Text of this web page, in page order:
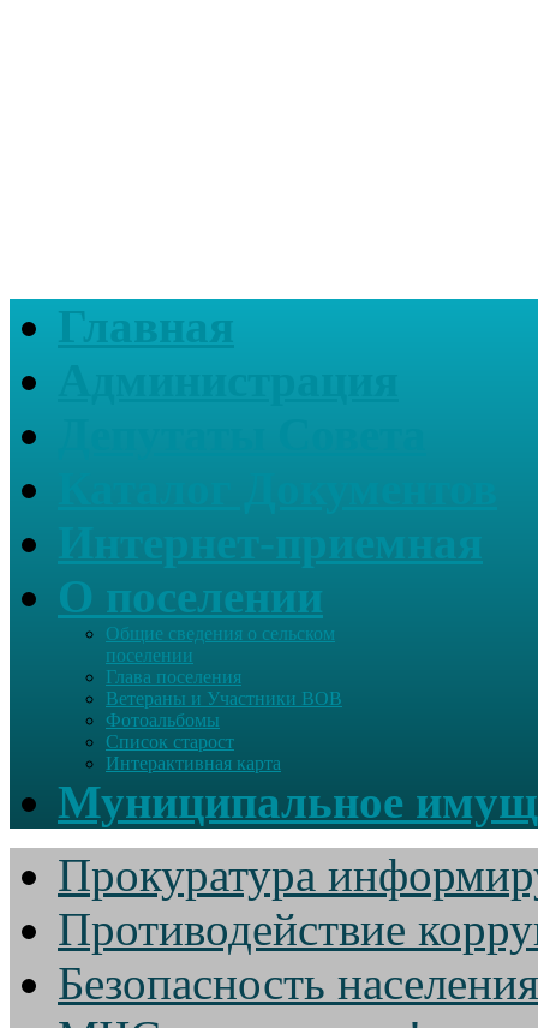
Главная
О поселении
Общие сведения о сельском
поселении
Глава поселения
Ветераны и Участники ВОВ
Фотоальбомы
Список старост
Интерактивная карта
Муниципальное
Прокуратура
Противодействие
Безопасность населения